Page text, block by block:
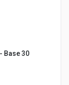
Base 30